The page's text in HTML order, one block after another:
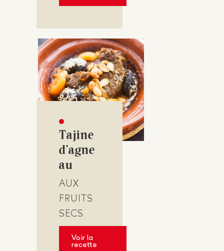
Tajine
d’agne
au
AUX
FRUITS
SECS
Voir la
recette